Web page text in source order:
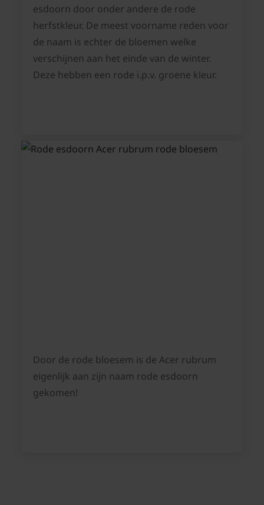
esdoorn door onder andere de rode
herfstkleur. De meest voorname reden voor
de naam is echter de bloemen welke
verschijnen aan het einde van de winter.
Deze hebben een rode i.p.v. groene kleur.
Door de rode bloesem is de Acer rubrum
eigenlijk aan zijn naam rode esdoorn
gekomen!